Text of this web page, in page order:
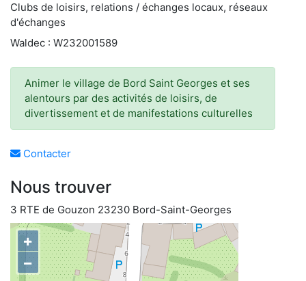
Clubs de loisirs, relations / échanges locaux, réseaux
d'échanges
Waldec : W232001589
Animer le village de Bord Saint Georges et ses
alentours par des activités de loisirs, de
divertissement et de manifestations culturelles
Contacter
Nous trouver
3 RTE de Gouzon 23230 Bord-Saint-Georges
+
−